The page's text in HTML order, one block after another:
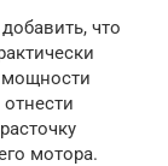
что
мощности
мотора.